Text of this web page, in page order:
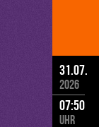
31.07.
2026
07:50
Uhr